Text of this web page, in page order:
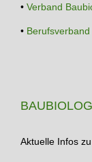
• Verband
•
Aktuelle Infos